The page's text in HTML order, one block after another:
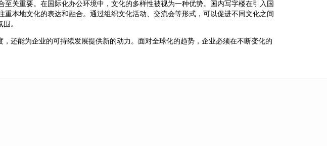
至关重要。在国际化办公环境中，文化的多样性被视为一种优势。国内写字楼在引入国
重本地文化的表达和融合。通过组织文化活动、交流会等形式，可以促进不同文化之间
。
还能为企业的可持续发展提供新的动力。面对全球化的趋势，企业必须在不断变化的